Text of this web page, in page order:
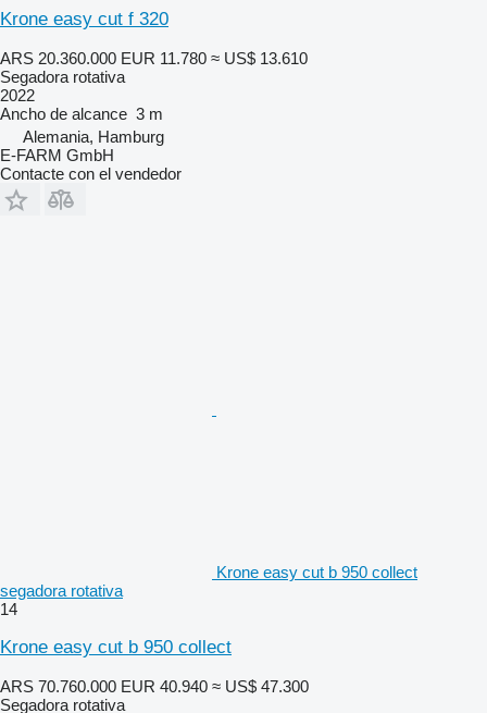
Krone easy cut f 320
ARS 20.360.000 EUR 11.780 ≈ US$ 13.610
Segadora rotativa
2022
Ancho de alcance 3 m
Alemania, Hamburg
E-FARM GmbH
Contacte con el vendedor
Krone easy cut b 950 collect
segadora rotativa
14
Krone easy cut b 950 collect
ARS 70.760.000 EUR 40.940 ≈ US$ 47.300
Segadora rotativa